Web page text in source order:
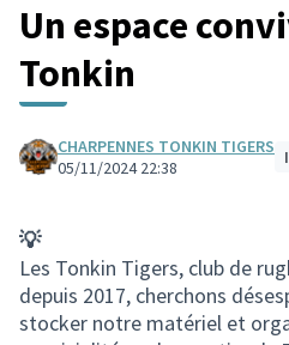
Un espace
Tonkin
CHARPENNES TONKIN TIGERS
05/11/2024 22:38
💡
Les Tonkin Tigers, club de
depuis 2017, cherchons
stocker notre matériel et